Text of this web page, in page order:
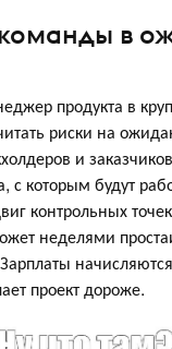
в
продукта в
риски на
и
с которым будут
контрольных
неделями
проект дороже.